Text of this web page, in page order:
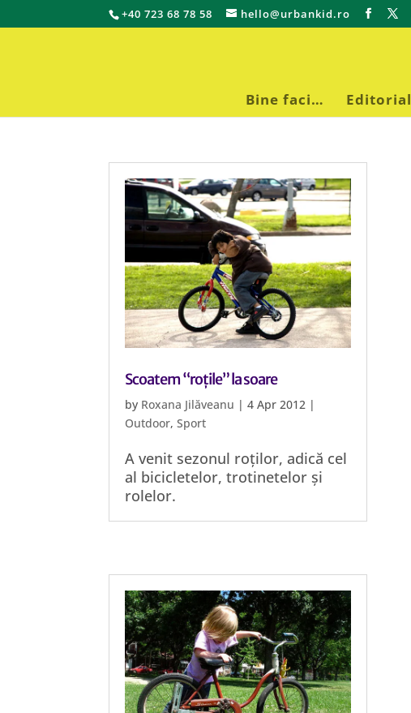
+40 723 68 78 58 hello@urbankid.ro
Bine faci… Editorial
Scoatem “roțile” la soare
by Roxana Jilăveanu |4 Apr 2012 |
Outdoor,Sport
A venit sezonul roților, adică cel
al bicicletelor, trotinetelor și
rolelor.